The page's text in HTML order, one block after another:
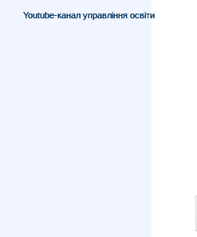
Youtube-канал управління освіти